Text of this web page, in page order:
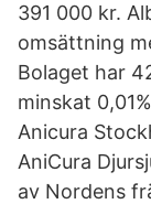
391 000 kr.
omsättning
Bolaget har
minskat
Anicura
AniCura
av Nordens